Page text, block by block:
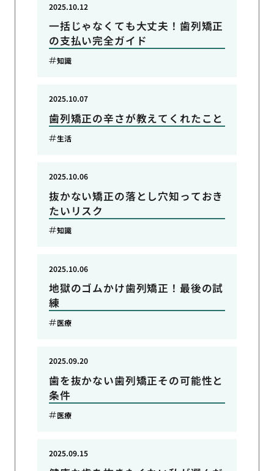
一括じゃなくても大丈夫！歯列矯正
の支払い完全ガイド
2025.10.12
知識
歯列矯正の辛さが教えてくれたこと
2025.10.07
生活
抜かない矯正の落とし穴知っておき
たいリスク
2025.10.06
知識
地獄のゴムかけ歯列矯正！最後の試
練
2025.10.06
医療
歯を抜かない歯列矯正その可能性と
条件
2025.09.20
医療
2025.09.15